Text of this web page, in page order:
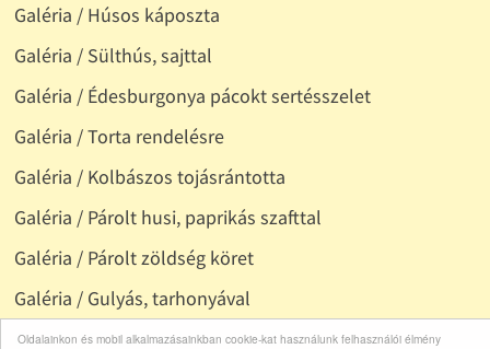
Oldalainkon és mobil alkalmazásainkban cookie-kat használunk felhasználói élmény
Galéria / Húsos káposzta
Galéria / Sülthús, sajttal
Galéria / Édesburgonya pácokt sertésszelet
Galéria / Torta rendelésre
Galéria / Kolbászos tojásrántotta
Galéria / Párolt husi, paprikás szafttal
Galéria / Párolt zöldség köret
Galéria / Gulyás, tarhonyával
Galéria / Füstölt szalonna, szalámi